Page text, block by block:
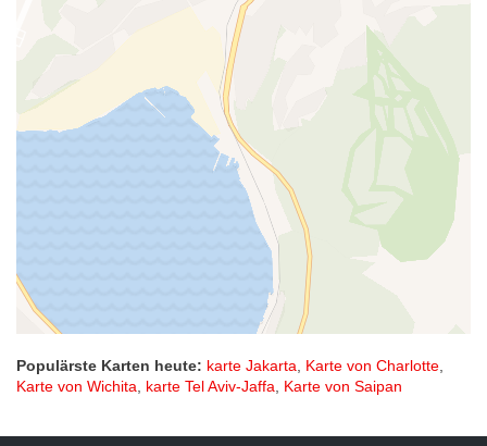
Populärste Karten heute: karte Jakarta, Karte von Charlotte,
Karte von Wichita, karte Tel Aviv-Jaffa, Karte von Saipan